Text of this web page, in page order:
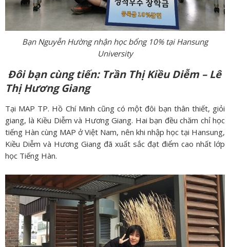
Bạn Nguyễn Hường nhận học bổng 10% tại Hansung
University
Đôi bạn cùng tiến: Trần Thị Kiều Diễm – Lê
Thị Hương Giang
Tại MAP TP. Hồ Chí Minh cũng có một đôi bạn thân thiết, giỏi
giang, là Kiều Diễm và Hương Giang. Hai bạn đều chăm chỉ học
tiếng Hàn cùng MAP ở Việt Nam, nên khi nhập học tại Hansung,
Kiều Diễm và Hương Giang đã xuất sắc đạt điểm cao nhất lớp
học Tiếng Hàn.